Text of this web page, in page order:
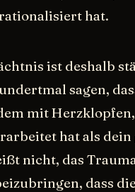
hat.
ist deshalb
sagen,
mit
hat als
nicht, das
dass